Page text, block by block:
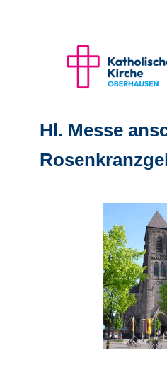
Hl. Messe